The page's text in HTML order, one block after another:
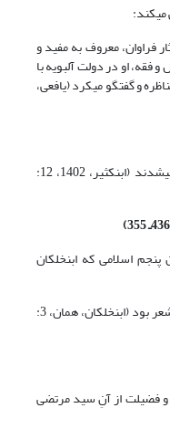
مى‏کند:
فراوان، معروف به مفید و
فقه، او در دولت آل‏بویه با
و گفتگو مى‏کرد (یافعی،
در مجلس درس او از همه طوایف حاضر مى‏شدند (ابن‏کثیر، 1402، 12:
اسلامى که ابن‏خلکان
او امام و پیشوا در دانش‏هاى کلام، و ادب و شعر بود (ابن‏خلکان، همان، 3:
فضیلت از آنِ سید مرتضى